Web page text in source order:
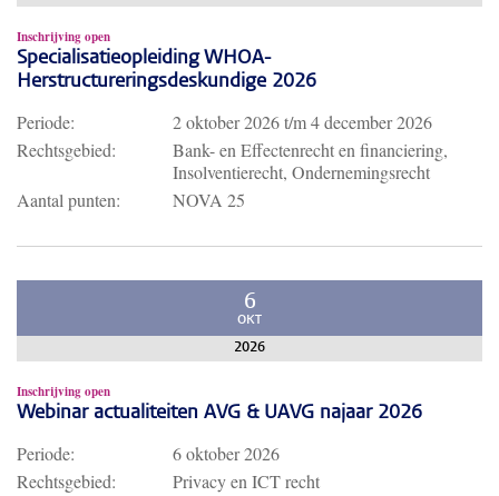
Inschrijving open
Specialisatieopleiding WHOA-
Herstructureringsdeskundige 2026
Periode: 2 oktober 2026t/m4 december 2026
Rechtsgebied:
Bank- en Effectenrecht en financiering,
Insolventierecht, Ondernemingsrecht
Aantal punten:
NOVA 25
6
OKT
2026
Inschrijving open
Webinar actualiteiten AVG & UAVG najaar 2026
Periode:
6 oktober 2026
Rechtsgebied:
Privacy en ICT recht